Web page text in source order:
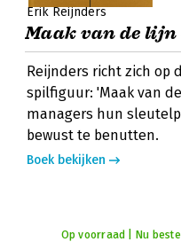
Erik Reijnders
Maak van de lijn
Reijnders richt zich op
spilfiguur: 'Maak van
managers hun
bewust te benutten.
Boek bekijken
Op voorraad | Nu